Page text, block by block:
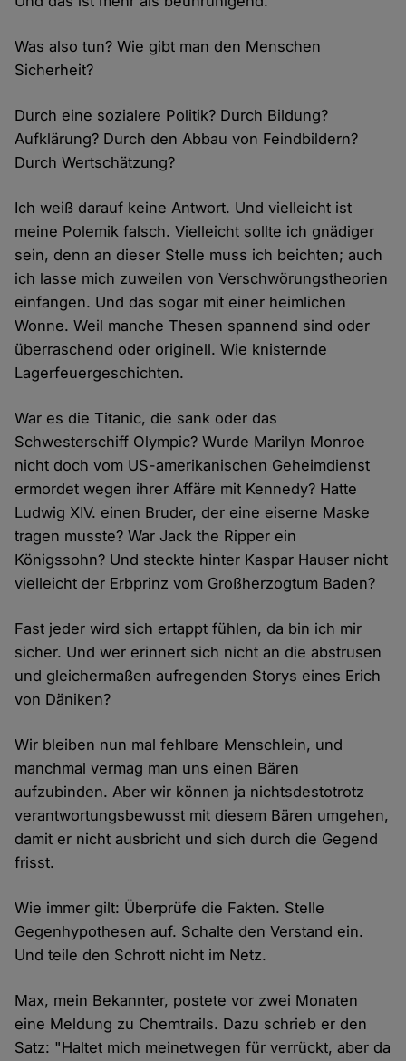
Was also tun? Wie gibt man den Menschen
Sicherheit?
Durch eine sozialere Politik? Durch Bildung?
Aufklärung? Durch den Abbau von Feindbildern?
Durch Wertschätzung?
Ich weiß darauf keine Antwort. Und vielleicht ist
meine Polemik falsch. Vielleicht sollte ich gnädiger
sein, denn an dieser Stelle muss ich beichten; auch
ich lasse mich zuweilen von Verschwörungstheorien
einfangen. Und das sogar mit einer heimlichen
Wonne. Weil manche Thesen spannend sind oder
überraschend oder originell. Wie knisternde
Lagerfeuergeschichten.
War es die Titanic, die sank oder das
Schwesterschiff Olympic? Wurde Marilyn Monroe
nicht doch vom US-amerikanischen Geheimdienst
ermordet wegen ihrer Affäre mit Kennedy? Hatte
Ludwig XIV. einen Bruder, der eine eiserne Maske
tragen musste? War Jack the Ripper ein
Königssohn? Und steckte hinter Kaspar Hauser nicht
vielleicht der Erbprinz vom Großherzogtum Baden?
Fast jeder wird sich ertappt fühlen, da bin ich mir
sicher. Und wer erinnert sich nicht an die abstrusen
und gleichermaßen aufregenden Storys eines Erich
von Däniken?
Wir bleiben nun mal fehlbare Menschlein, und
manchmal vermag man uns einen Bären
aufzubinden. Aber wir können ja nichtsdestotrotz
verantwortungsbewusst mit diesem Bären umgehen,
damit er nicht ausbricht und sich durch die Gegend
frisst.
Wie immer gilt: Überprüfe die Fakten. Stelle
Gegenhypothesen auf. Schalte den Verstand ein.
Und teile den Schrott nicht im Netz.
Max, mein Bekannter, postete vor zwei Monaten
eine Meldung zu Chemtrails. Dazu schrieb er den
Satz: "Haltet mich meinetwegen für verrückt, aber da